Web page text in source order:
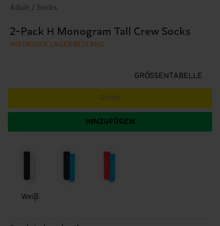
Adult / Socks
2-Pack H Monogram Tall Crew Socks
NIEDRIGER LAGERBESTAND
GRÖSSENTABELLE
Größe
HINZUFÜGEN
Weiß